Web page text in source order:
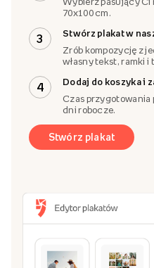
70x100 cm.
3
Stwórz plakat w
Zrób kompozycję z
własny tekst, ramki i
4
Dodaj do koszyka i
Czas przygotowania
dni robocze.
Stwórz plakat